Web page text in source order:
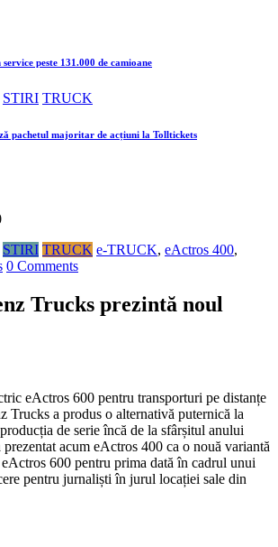
peste 131.000 de camioane
STIRI TRUCK
pachetul majoritar de acțiuni la Tolltickets
STIRI TRUCK e-TRUCK, eActros 400,
0 Comments
Trucks prezintă noul
eActros 600 pentru transporturi pe distanțe
Trucks a produs o alternativă puternică la
de serie încă de la sfârșitul anului
acum eActros 400 ca o nouă variantă
600 pentru prima dată în cadrul unui
pentru jurnaliști în jurul locației sale din